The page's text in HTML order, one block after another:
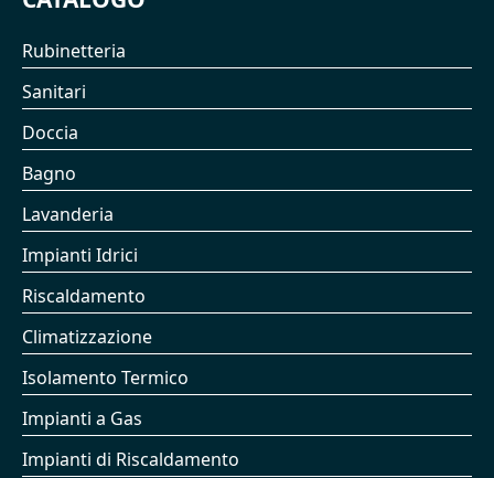
Rubinetteria
Sanitari
Doccia
Bagno
Lavanderia
Impianti Idrici
Riscaldamento
Climatizzazione
Isolamento Termico
Impianti a Gas
Impianti di Riscaldamento